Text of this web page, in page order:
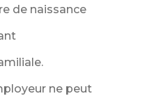
de naissance
ne peut